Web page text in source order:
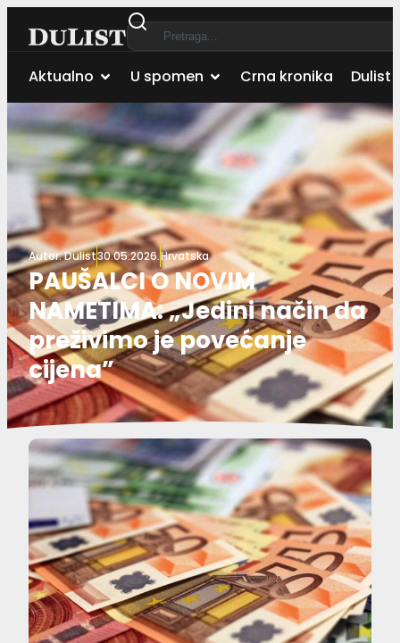
Aktualno U spomen Crna kronika Dulist
Autor:Dulist30.05.2026.Hrvatska
PAUŠALCI O NOVIM
NAMETIMA: „Jedini način da
preživimo je povećanje
cijena”